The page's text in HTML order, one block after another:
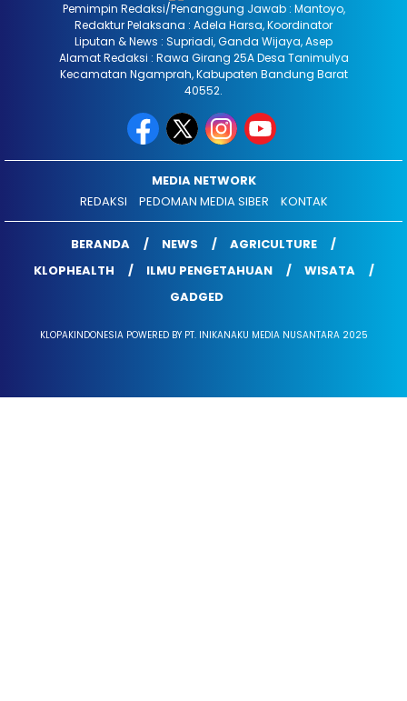
Pemimpin Redaksi/Penanggung Jawab : Mantoyo,
Redaktur Pelaksana : Adela Harsa, Koordinator
Liputan & News : Supriadi, Ganda Wijaya, Asep
Alamat Redaksi : Rawa Girang 25A Desa Tanimulya
Kecamatan Ngamprah, Kabupaten Bandung Barat
40552.
MEDIA NETWORK
REDAKSI
PEDOMAN MEDIA SIBER KONTAK
BERANDA NEWS
AGRICULTURE
KLOPHEALTH
ILMU PENGETAHUAN
WISATA
GADGED
KLOPAKINDONESIA POWERED BY PT. INIKANAKU MEDIA NUSANTARA 2025